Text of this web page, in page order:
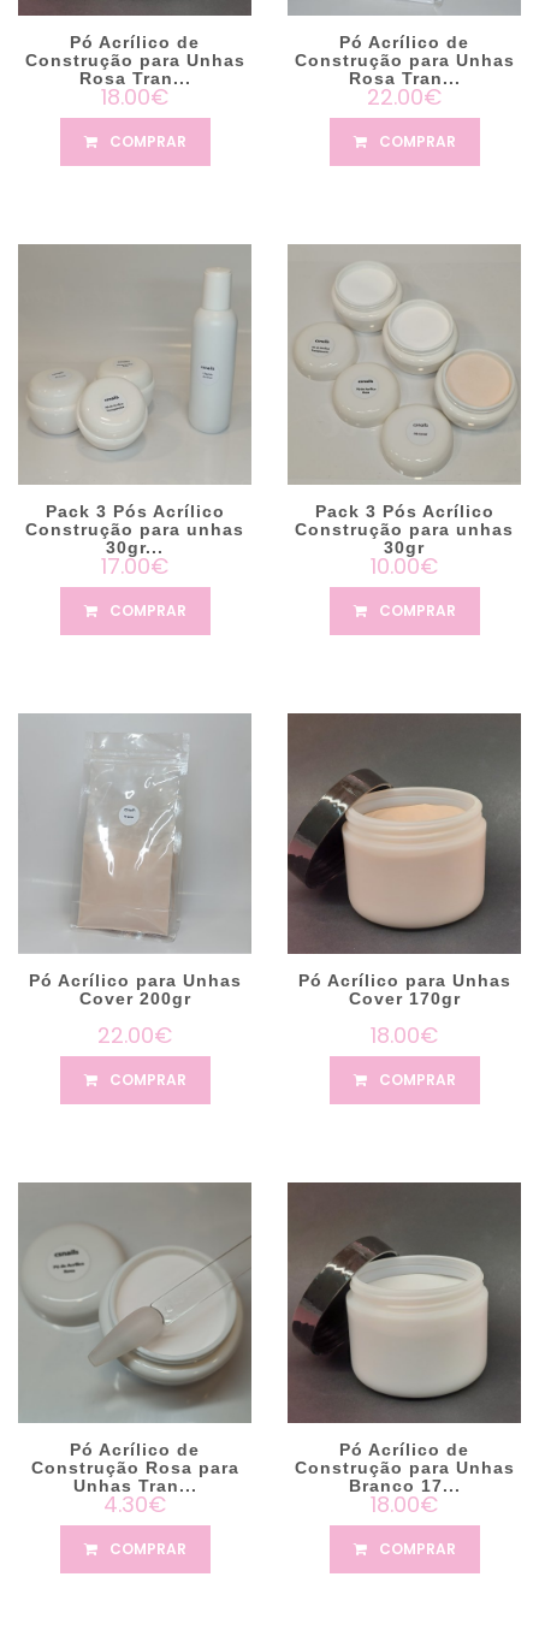
Pó Acrílico de
Construção para Unhas
Rosa Tran...
18.00€
COMPRAR
Pó Acrílico de
Construção para Unhas
Rosa Tran...
22.00€
COMPRAR
Pack 3 Pós Acrílico
Construção para unhas
30gr...
17.00€
COMPRAR
Pack 3 Pós Acrílico
Construção para unhas
30gr
10.00€
COMPRAR
Pó Acrílico para Unhas
Cover 200gr
22.00€
COMPRAR
Pó Acrílico para Unhas
Cover 170gr
18.00€
COMPRAR
Pó Acrílico de
Construção Rosa para
Unhas Tran...
4.30€
COMPRAR
Pó Acrílico de
Construção para Unhas
Branco 17...
18.00€
COMPRAR